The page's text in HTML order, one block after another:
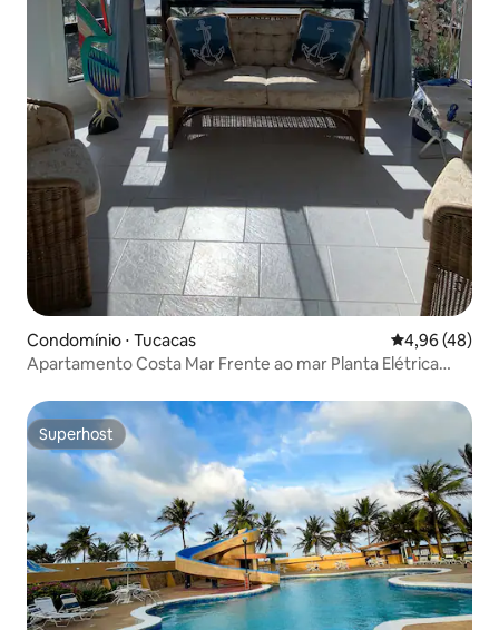
Condomínio ⋅ Tucacas 4,96 de uma
4,96 (48)
Apartamento Costa Mar Frente ao mar Planta Elétrica
Superhost
Superhost